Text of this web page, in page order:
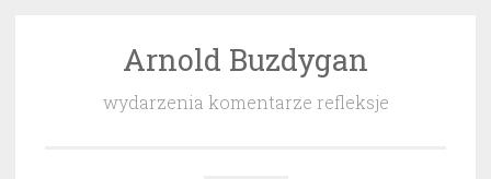
Arnold Buzdygan
wydarzenia komentarze refleksje